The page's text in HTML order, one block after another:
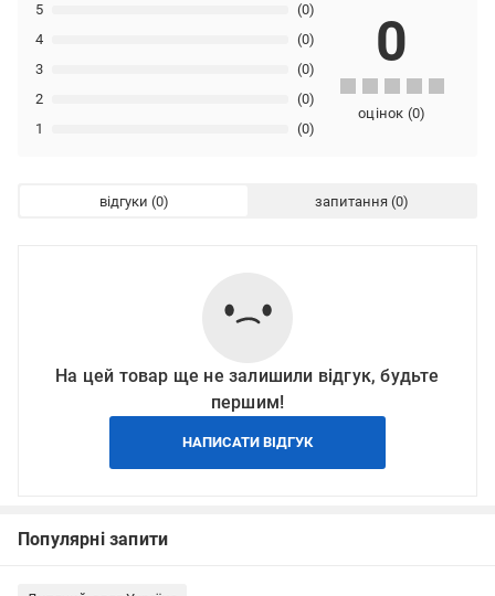
1 (0)
2 (0)
3 (0)
4 (0)
5 (0)
0
оцінок (0)
відгуки запитання
На цей товар ще не залишили відгук, будьте
першим!
НАПИСАТИ ВІДГУК
Популярні запити